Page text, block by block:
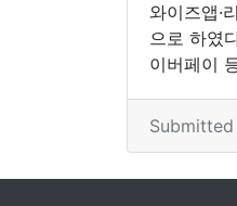
와이즈앱·
으로 하였
이버페이